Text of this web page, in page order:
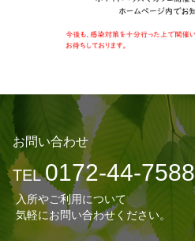
お問い合わせ
TEL0172-44-7588
入所やご利用について
気軽にお問い合わせください。